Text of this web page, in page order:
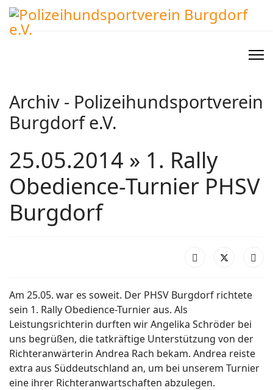
Archiv - Polizeihundsportverein
Burgdorf e.V.
25.05.2014 » 1. Rally
Obedience-Turnier PHSV
Burgdorf
Am 25.05. war es soweit. Der PHSV Burgdorf richtete
sein 1. Rally Obedience-Turnier aus. Als
Leistungsrichterin durften wir Angelika Schröder bei
uns begrüßen, die tatkräftige Unterstützung von der
Richteranwärterin Andrea Rach bekam. Andrea reiste
extra aus Süddeutschland an, um bei unserem Turnier
eine ihrer Richteranwartschaften abzulegen.